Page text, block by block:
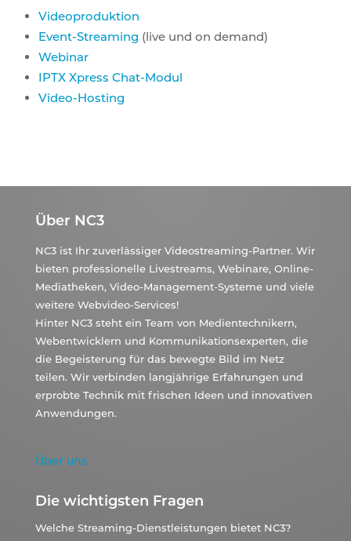
Videoproduktion
Event-Streaming (live und on demand)
Webinar
IPTX Xpress Chat-Modul
Video-Hosting
Über NC3
NC3 ist Ihr zuverlässiger Videostreaming-Partner. Wir
bieten professionelle Livestreams, Webinare, Online-
Mediatheken, Video-Management-Systeme und viele
weitere Webvideo-Services!
Hinter NC3 steht ein Team von Medientechnikern,
Webentwicklern und Kommunikationsexperten, die
die Begeisterung für das bewegte Bild im Netz
teilen. Wir verbinden langjährige Erfahrungen und
erprobte Technik mit frischen Ideen und innovativen
Anwendungen.
Über uns
Die wichtigsten Fragen
Welche Streaming-Dienstleistungen bietet NC3?